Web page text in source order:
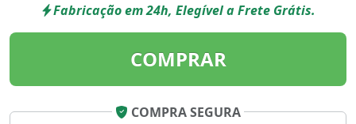
Fabricação em 24h, Elegível a Frete Grátis.
COMPRAR
COMPRA SEGURA